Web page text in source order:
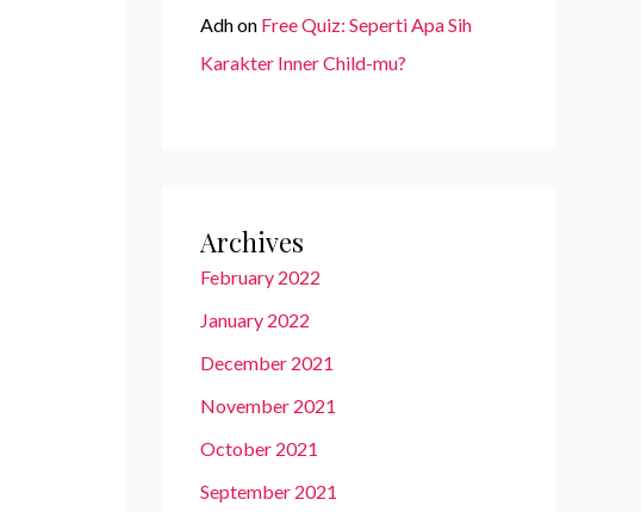
Adhon Free Quiz: Seperti Apa Sih
Karakter Inner Child-mu?
Archives
February 2022
January 2022
December 2021
November 2021
October 2021
September 2021